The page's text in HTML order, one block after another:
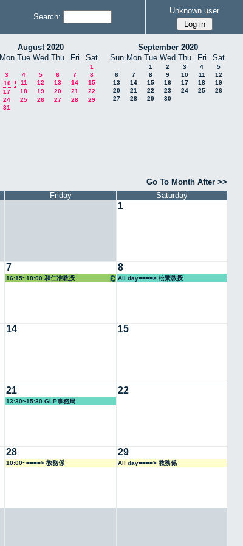
Search:
Unknown user
August 2020
Mon Tue Wed Thu Fri Sat
1
3 4 5 6 7
8
10 11 12 13 14
15
17 18 19 20 21
22
24 25 26 27 28
29
31
September 2020
Sun Mon Tue Wed Thu Fri Sat
1 2 3 4
5
6
7 8 9 10 11
12
13
14 15 16 17 18
19
20
21 22 23 24 25
26
27
28 29 30
Go To Month After >>
Friday Saturday
1
7
16:15~18:00 和仁准教授
8
All day====> 松繁教授
14 15
21
13:30~15:30 GLP事務局
22
28
10:00~====> 教務係
29
All day====> 教務係